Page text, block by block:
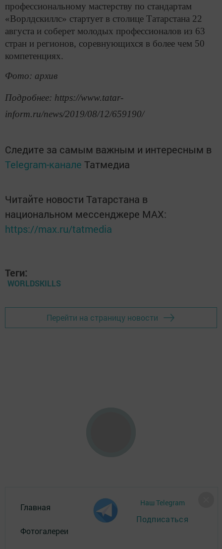
профессиональному мастерству по стандартам
«Ворлдскиллс» стартует в столице Татарстана 22
августа и соберет молодых профессионалов из 63
стран и регионов, соревнующихся в более чем 50
компетенциях.
Фото: архив
Подробнее: https://www.tatar-
inform.ru/news/2019/08/12/659190/
Следите за самым важным и интересным в
Telegram-канале Татмедиа
Читайте новости Татарстана в
национальном мессенджере MАХ:
https://max.ru/tatmedia
Теги:
WORLDSKILLS
Перейти на страницу новости
Главная
Фотогалереи
Наш Telegram
Подписаться